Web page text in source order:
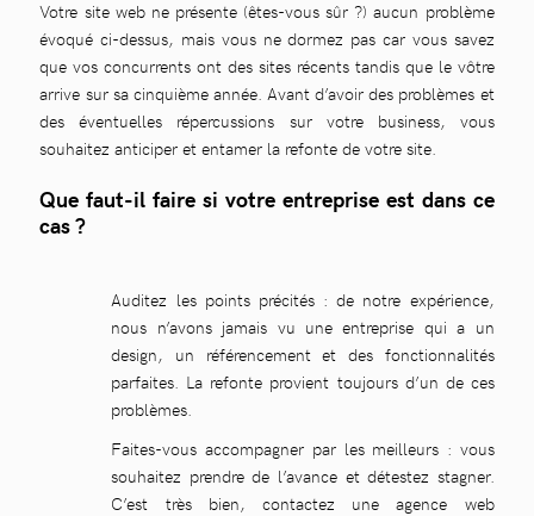
Votre site web ne présente (êtes-vous sûr ?) aucun problème
évoqué ci-dessus, mais vous ne dormez pas car vous savez
que vos concurrents ont des sites récents tandis que le vôtre
arrive sur sa cinquième année. Avant d’avoir des problèmes et
des éventuelles répercussions sur votre business, vous
souhaitez anticiper et entamer la refonte de votre site.
Que faut-il faire si votre entreprise est dans ce
cas ?
Auditez les points précités : de notre expérience,
nous n’avons jamais vu une entreprise qui a un
design, un référencement et des fonctionnalités
parfaites. La refonte provient toujours d’un de ces
problèmes.
Faites-vous accompagner par les meilleurs : vous
souhaitez prendre de l’avance et détestez stagner.
C’est très bien, contactez une agence web